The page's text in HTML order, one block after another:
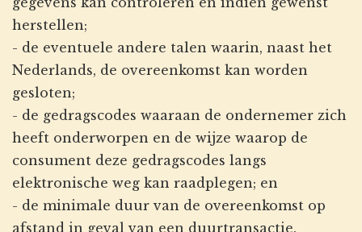
herstellen;
- de eventuele andere talen waarin, naast het
Nederlands, de overeenkomst kan worden
gesloten;
- de gedragscodes waaraan de ondernemer zich
heeft onderworpen en de wijze waarop de
consument deze gedragscodes langs
elektronische weg kan raadplegen; en
- de minimale duur van de overeenkomst op
afstand in geval van een duurtransactie.